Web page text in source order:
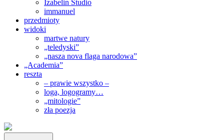
Izabelin Studio
immanuel
przedmioty
widoki
martwe natury
„teledyski”
„nasza nova flaga narodowa”
„Academia”
reszta
– prawie wszystko –
loga, logogramy…
„mitologie”
zła poezja
„Obywatele…”